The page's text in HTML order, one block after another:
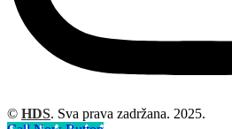
© HDS. Sva prava zadržana. 2025.